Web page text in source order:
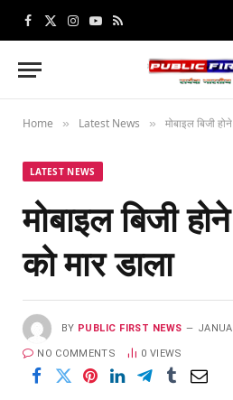
Facebook
X
Instagram
YouTube
RSS
Home » Latest News » मोबाइल बिजी
LATEST NEWS
मोबाइल बिजी
को मार डाला
BY PUBLIC FIRST NEWS
NO COMMENTS 0 VIEWS